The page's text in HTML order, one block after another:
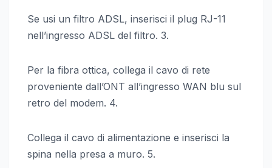
Se usi un filtro ADSL, inserisci il plug RJ-11
nell’ingresso ADSL del filtro. 3.
Per la fibra ottica, collega il cavo di rete
proveniente dall’ONT all’ingresso WAN blu sul
retro del modem. 4.
Collega il cavo di alimentazione e inserisci la
spina nella presa a muro. 5.